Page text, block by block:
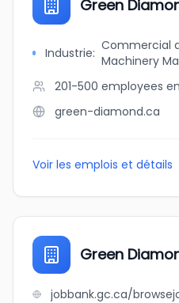
Green
Industrie: Commercial
Machinery
201-500 employees
green-diamond.ca
Voir les emplois et détails
Green